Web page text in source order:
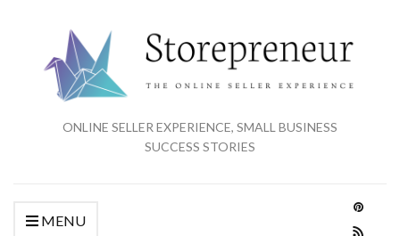
ONLINE SELLER EXPERIENCE, SMALL BUSINESS
SUCCESS STORIES
MENU